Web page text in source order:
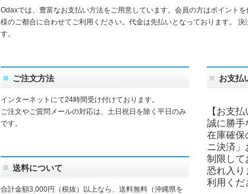
Odaxでは、豊富なお支払い方法をご用意しています。会員の方はポイント
様のご都合に合わせてご利用ください。代金は先払いとなっております。
す。
ご注文方法
インターネットにて24時間受け付けております。
ご注文やご質問メールの対応は、土日祝日を除く平日のみ
です。
送料について
合計金額3,000円（税抜）以上なら、送料無料（沖縄県を
お支払
【お支
誠に勝手
在庫確保
ニ決済」
制限して
恐れ入り
利用くだ